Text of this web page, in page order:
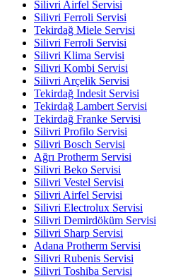
Silivri Airfel Servisi
Silivri Ferroli Servisi
Tekirdağ Miele Servisi
Silivri Ferroli Servisi
Silivri Klima Servisi
Silivri Kombi Servisi
Silivri Arçelik Servisi
Tekirdağ Indesit Servisi
Tekirdağ Lambert Servisi
Tekirdağ Franke Servisi
Silivri Profilo Servisi
Silivri Bosch Servisi
Ağrı Protherm Servisi
Silivri Beko Servisi
Silivri Vestel Servisi
Silivri Airfel Servisi
Silivri Electrolux Servisi
Silivri Demirdöküm Servisi
Silivri Sharp Servisi
Adana Protherm Servisi
Silivri Rubenis Servisi
Silivri Toshiba Servisi